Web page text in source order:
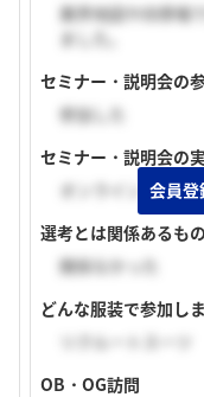
業界地図や四季報
ました。
セミナー・説明会の
参加した
セミナー・説明会の
オンライン（顔出
選考とは関係あるも
関係なかった
どんな服装で参加し
リクルートスーツ
OB・OG訪問
会員登